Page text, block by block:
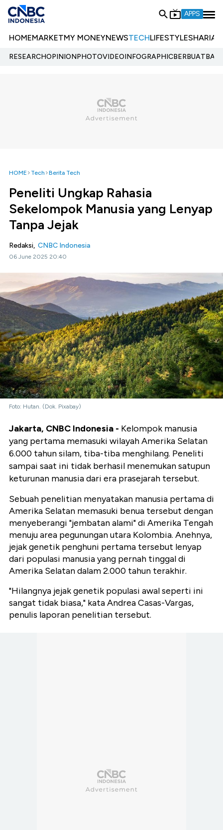
APPS
HOMEMARKETMY MONEYNEWSTECHLIFESTYLESHARIA
RESEARCHOPINIONPHOTOVIDEOINFOGRAPHIC
HOME Tech Berita Tech
Peneliti Ungkap Rahasia
Sekelompok Manusia yang Lenyap
Tanpa Jejak
Redaksi, CNBC Indonesia
06 June 2025 20:40
Foto: Hutan. (Dok. Pixabay)
Jakarta, CNBC Indonesia - Kelompok manusia
yang pertama memasuki wilayah Amerika Selatan
6.000 tahun silam, tiba-tiba menghilang. Peneliti
sampai saat ini tidak berhasil menemukan satupun
keturunan manusia dari era prasejarah tersebut.
Sebuah penelitian menyatakan manusia pertama di
Amerika Selatan memasuki benua tersebut dengan
menyeberangi "jembatan alami" di Amerika Tengah
menuju area pegunungan utara Kolombia. Anehnya,
jejak genetik penghuni pertama tersebut lenyap
dari populasi manusia yang pernah tinggal di
Amerika Selatan dalam 2.000 tahun terakhir.
"Hilangnya jejak genetik populasi awal seperti ini
sangat tidak biasa," kata Andrea Casas-Vargas,
penulis laporan penelitian tersebut.